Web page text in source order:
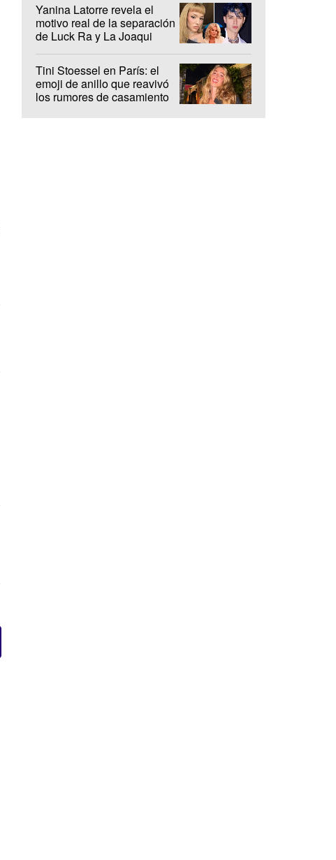
Yanina Latorre revela el
motivo real de la separación
de Luck Ra y La Joaqui
Tini Stoessel en París: el
emoji de anillo que reavivó
los rumores de casamiento